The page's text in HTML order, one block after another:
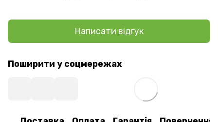
Написати відгук
Поширити у соцмережах